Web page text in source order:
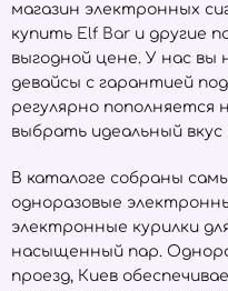
магазин электронных
купить Elf Bar и другие
выгодной цене. У нас вы
девайсы с гарантией
регулярно пополняется
выбрать идеальный вкус
В каталоге собраны
одноразовые
электронные курилки
насыщенный пар.
проезд, Киев